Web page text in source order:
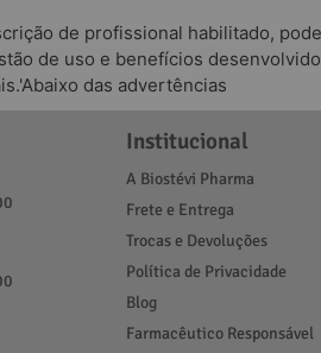
de profissional habilitado,
de uso e benefícios
das advertências
Institucional
A Biostévi Pharma
Frete e Entrega
Trocas e Devoluções
Política de Privacidade
Blog
Farmacêutico Responsável